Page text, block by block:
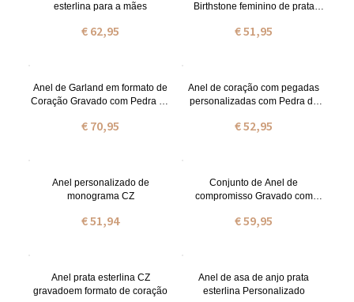
esterlina para a mães
€ 62,95
Birthstone feminino de prata
€ 51,95
Anel de Garland em formato de
Coração Gravado com Pedra do
€ 70,95
Anel de coração com pegadas
personalizadas com Pedra do
€ 52,95
Anel personalizado de
monograma CZ
€ 51,94
Conjunto de Anel de
compromisso Gravado com
€ 59,95
Anel prata esterlina CZ
gravadoem formato de coração
Anel de asa de anjo prata
esterlina Personalizado